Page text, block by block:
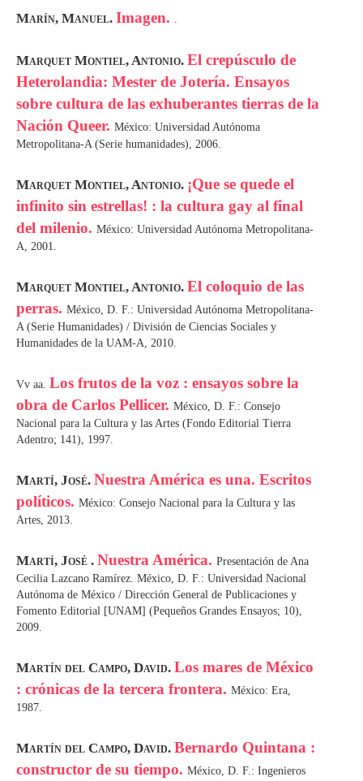
Marín, Manuel. Imagen. .
Marquet Montiel, Antonio. El crepúsculo de
Heterolandia: Mester de Jotería. Ensayos
sobre cultura de las exhuberantes tierras de la
Nación Queer. México: Universidad Autónoma
Metropolitana-A (Serie humanidades), 2006.
Marquet Montiel, Antonio. ¡Que se quede el
infinito sin estrellas! : la cultura gay al final
del milenio. México: Universidad Autónoma Metropolitana-
A, 2001.
Marquet Montiel, Antonio. El coloquio de las
perras. México, D. F.: Universidad Autónoma Metropolitana-
A (Serie Humanidades) / División de Ciencias Sociales y
Humanidades de la UAM-A, 2010.
Vv aa. Los frutos de la voz : ensayos sobre la
obra de Carlos Pellicer. México, D. F.: Consejo
Nacional para la Cultura y las Artes (Fondo Editorial Tierra
Adentro; 141), 1997.
Martí, José. Nuestra América es una. Escritos
políticos. México: Consejo Nacional para la Cultura y las
Artes, 2013.
Martí, José . Nuestra América. Presentación de Ana
Cecilia Lazcano Ramírez. México, D. F.: Universidad Nacional
Autónoma de México / Dirección General de Publicaciones y
Fomento Editorial [UNAM] (Pequeños Grandes Ensayos; 10),
2009.
Martín del Campo, David. Los mares de México
: crónicas de la tercera frontera. México: Era,
1987.
Martín del Campo, David. Bernardo Quintana :
constructor de su tiempo. México, D. F.: Ingenieros